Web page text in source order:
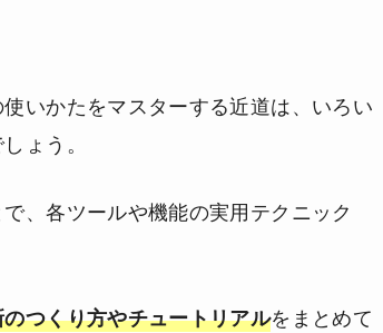
いかたをマスターする近道は、いろい
ょう。
、各ツールや機能の実用テクニック
つくり方やチュートリアルをまとめて